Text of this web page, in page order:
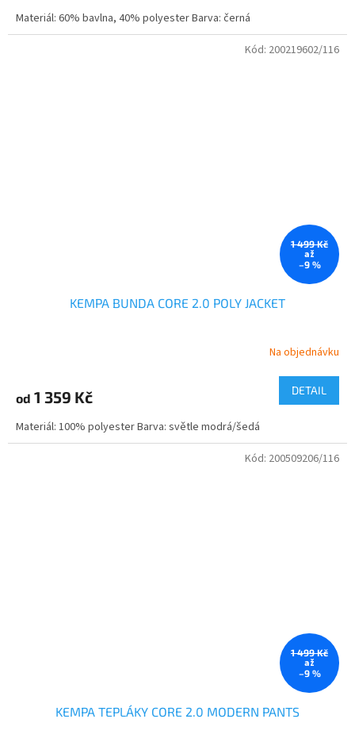
Materiál: 60% bavlna, 40% polyester Barva: černá
1 499 Kč
až
–9 %
KEMPA BUNDA CORE 2.0 POLY JACKET
Na objednávku
od 1 359 Kč DETAIL
Materiál: 100% polyester Barva: světle modrá/šedá
Kód: 200219602/116
1 499 Kč
až
–9 %
KEMPA TEPLÁKY CORE 2.0 MODERN PANTS
Kód: 200509206/116